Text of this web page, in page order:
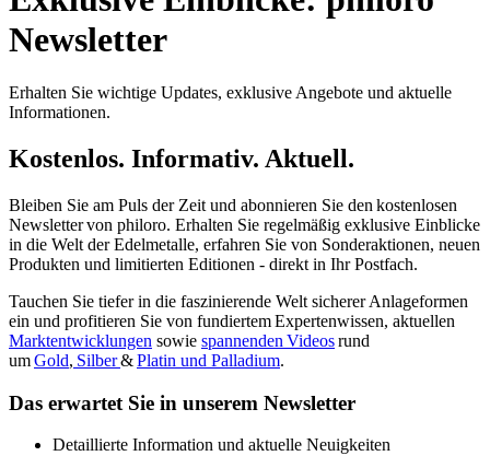
Newsletter
Erhalten Sie wichtige Updates, exklusive Angebote und aktuelle
Informationen.
Kostenlos. Informativ. Aktuell.
Bleiben Sie am Puls der Zeit und abonnieren Sie den kostenlosen
Newsletter von philoro. Erhalten Sie regelmäßig exklusive Einblicke
in die Welt der Edelmetalle, erfahren Sie von Sonderaktionen, neuen
Produkten und limitierten Editionen - direkt in Ihr Postfach.
Tauchen Sie tiefer in die faszinierende Welt sicherer Anlageformen
ein und profitieren Sie von fundiertem Expertenwissen, aktuellen
Marktentwicklungen sowie spannenden Videosrund
umGold, Silber&Platin und Palladium.
Das erwartet Sie in unserem Newsletter
Detaillierte Information und aktuelle Neuigkeiten